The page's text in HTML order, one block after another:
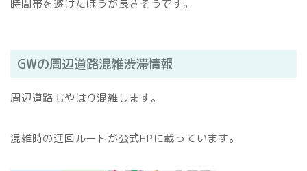
時間帯を避けたほうが良さそうです。
GWの周辺道路混雑渋滞情報
周辺道路もやはり混雑します。
混雑時の迂回ルートが公式HPに載っています。